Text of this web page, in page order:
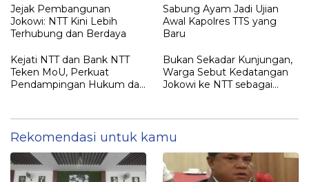
Gelar “RAJA TIMOR”
Kepada JOKO WIDODO
Jejak Pembangunan
Jokowi: NTT Kini Lebih
Terhubung dan Berdaya
Sabung Ayam Jadi Ujian
Awal Kapolres TTS yang
Baru
Kejati NTT dan Bank NTT
Teken MoU, Perkuat
Pendampingan Hukum dan
Bukan Sekadar Kunjungan,
Warga Sebut Kedatangan
Jokowi ke NTT sebagai
Rekomendasi untuk kamu